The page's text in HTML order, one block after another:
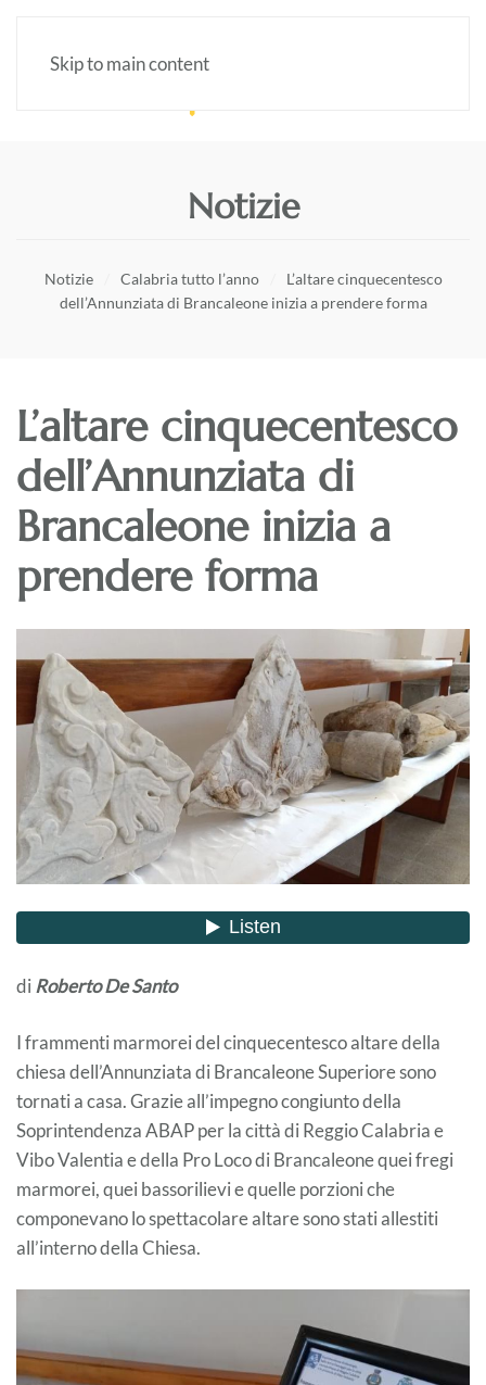
Skip to main content
Notizie
Notizie Calabria tutto l’anno
L’altare cinquecentesco
dell’Annunziata di Brancaleone inizia a prendere forma
L’altare cinquecentesco
dell’Annunziata di
Brancaleone inizia a
prendere forma
di RobertoDeSanto
I frammenti marmorei del cinquecentesco altare della
chiesa dell’Annunziata di Brancaleone Superiore sono
tornati a casa. Grazie all’impegno congiunto della
Soprintendenza ABAP per la città di Reggio Calabria e
Vibo Valentia e della Pro Loco di Brancaleone quei fregi
marmorei, quei bassorilievi e quelle porzioni che
componevano lo spettacolare altare sono stati allestiti
all’interno della Chiesa.